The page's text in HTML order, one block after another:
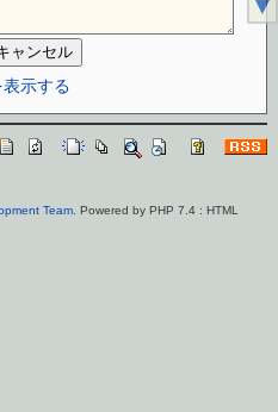
示する
Team. Powered by PHP 7.4 : HTML